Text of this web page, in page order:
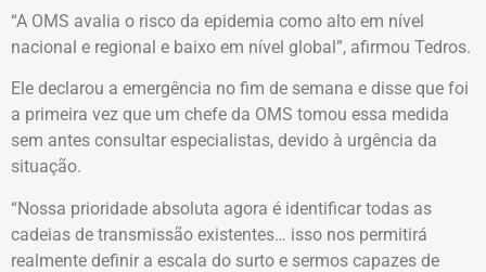
“A OMS avalia o risco da epidemia como alto em nível
nacional e regional e baixo em nível global”, afirmou Tedros.
Ele declarou a emergência no fim de semana e disse que foi
a primeira vez que um chefe da OMS tomou essa medida
sem antes consultar especialistas, devido à urgência da
situação.
“Nossa prioridade absoluta agora é identificar todas as
cadeias de transmissão existentes… isso nos permitirá
realmente definir a escala do surto e sermos capazes de